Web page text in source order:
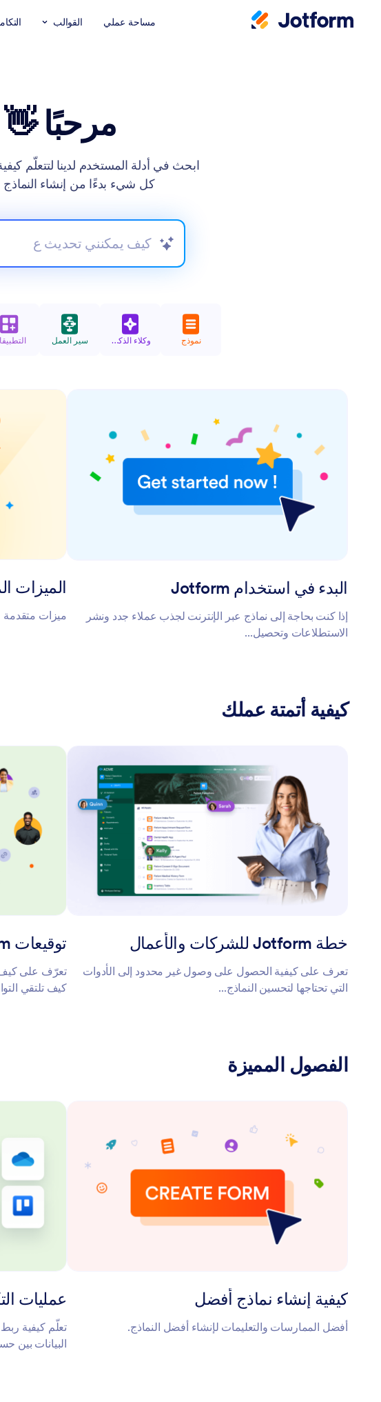
مساحة عملي القوالب
مرحبًا
كل شيء بدءًا من إنشاء النماذج
نموذج وكلاء الذكاء الاصطناعي سير العمل
البدء في استخدام Jotform
إذا كنت بحاجة إلى نماذج عبر الإنترنت لجذب عملاء جدد ونشر
الاستطلاعات وتحصيل...
الميزات
ميزات متقدمة
كيفية أتمتة عملك
خطة Jotform للشركات والأعمال
تعرف على كيفية الحصول على وصول غير محدود إلى الأدوات
التي تحتاجها لتحسين النماذج...
توقيعات Jotform
تعرّف على كيف
كيف تلتقي
الفصول المميزة
كيفية إنشاء نماذج أفضل
أفضل الممارسات والتعليمات لإنشاء أفضل النماذج.
عمليات
تعلّم كيفية
البيانات بين